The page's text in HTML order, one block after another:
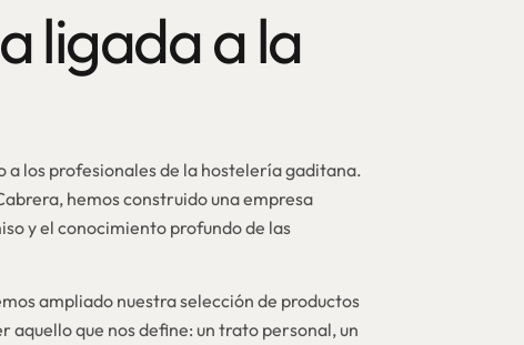
ligada a la
los profesionales de la hostelería gaditana.
hemos construido una empresa
y el conocimiento profundo de las
ampliado nuestra selección de productos
aquello que nos define: un trato personal, un